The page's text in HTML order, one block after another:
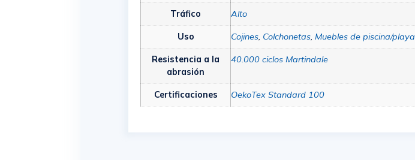
Tráfico Alto
Uso Cojines, Colchonetas,Muebles de piscina/playa
Resistencia a la
abrasión
40.000 ciclos Martindale
Certificaciones OekoTex Standard 100